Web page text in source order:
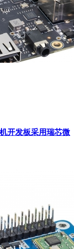
开发板采用瑞芯微